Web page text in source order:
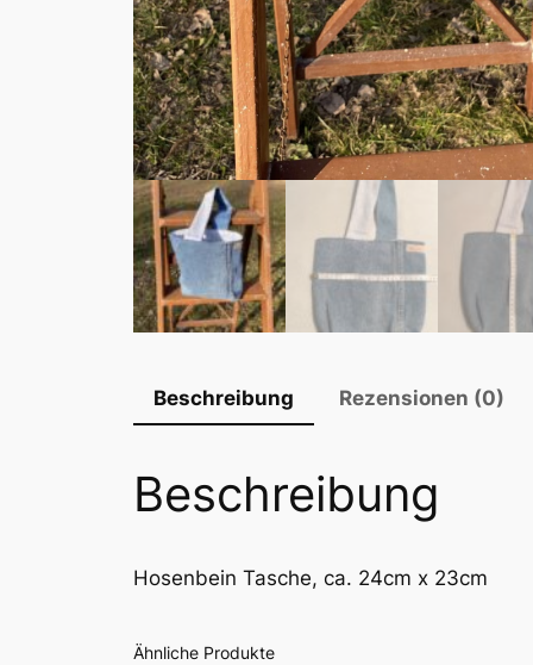
Beschreibung Rezensionen (0)
Beschreibung
Hosenbein Tasche, ca. 24cm x 23cm
Ähnliche Produkte